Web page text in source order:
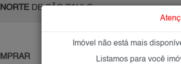
DE SÃO PAULO
IMÓVEIS NOVOS
Imóvel não está mais
Listamos para você